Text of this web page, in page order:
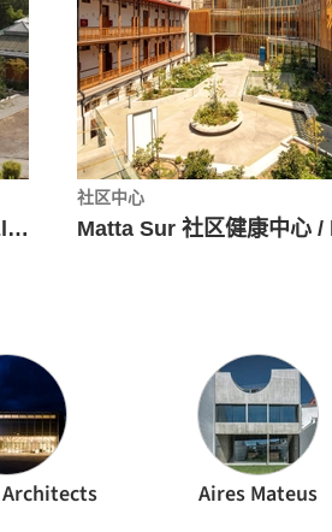
圣乔治学院教室、庭院及走廊翻新 / Elton&Deves
社区中心
Aires Mateus